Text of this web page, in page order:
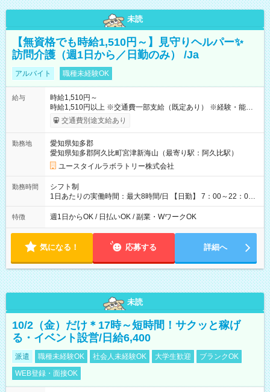
未読
【無資格でも時給1,510円～】見守りヘルパー✨
訪問介護（週1日から／日勤のみ） /Ja
アルバイト 職種未経験OK
給与
時給1,510円～
時給1,510円以上 ※交通費一部支給（既定あり） ※経験・能力を
考慮して決定します 【収入例】 週1回勤務の場合：1,510円×8時
間×4回=4万8,320円 週3回勤務の場合：1,510円×8時間×12回
1,600円 【試用期間】試用期間あり 試用期間の長さ：2ヶ月
※ 雇用形態と給与に、本採用時と異なる部分があります。 雇用
形態：本採用時と同じです。 給与：時給 1,140円以上
交通費別途支給あり
勤務地
愛知県知多郡
愛知県知多郡阿久比町宮津新海山（最寄り駅：阿久比駅）
ユースタイルラボラトリー株式会社
勤務時間
シフト制
1日あたりの実働時間：最大8時間/日 【日勤】 7：00～22：00
の間で8時間勤務（休憩時間は法定通り） ※週1日～OK ／ 夜勤
なし ＊＊ 勤務時間例 ＊＊ ■8時から17時 ■9時から18時 ■10
定（毎週同じ曜日勤務）
特徴 週1日からOK / 日払いOK / 副業・WワークOK
気になる！ 応募する 詳細へ
未読
10/2（金）だけ＊17時～短時間！サクッと稼げ
る・イベント設営/日給6,400
派遣 職種未経験OK 社会人未経験OK 大学生歓迎
ブランクOK
WEB登録・面接OK